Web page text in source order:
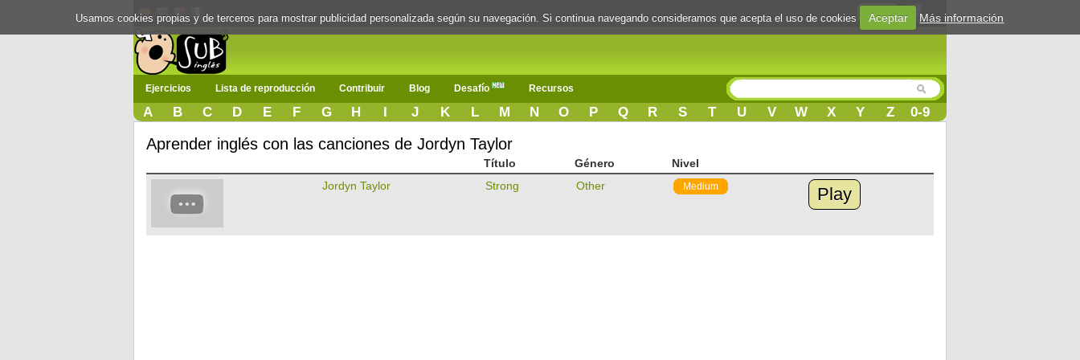
Login
Ejercicios Lista de reproducción Contribuir Blog Desafío Recursos
A B C D E F G H I J K L M N O P Q R S T U V W X Y Z 0-9
Aprender inglés con las canciones de Jordyn Taylor
Título Género
Nivel
Jordyn Taylor
Strong Other Medium Play
Usamos cookies propias y de terceros para mostrar publicidad personalizada según su navegación. Si continua navegando consideramos que acepta el uso de cookies Aceptar Más información